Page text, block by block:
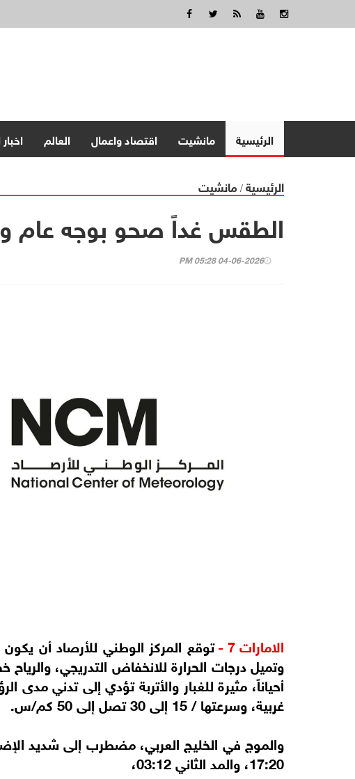
الرئيسية مانشيت اقتصاد واعمال العالم اخبار
الرئيسية / مانشيت
الطقس غداً صحو بوجه عام
04-06-2026 05:28 PM
الامارات 7 -
توقع المركز الوطني للأرصاد أن
وتميل درجات الحرارة للانخفاض التدريجي،
أحياناً، مثيرة للغبار والأتربة تؤدي إلى تدني مدى
غربية، وسرعتها / 15 إلى 30 تصل إلى 50 كم/س.
والموج في الخليج العربي، مضطرب إلى شديد
17:20، والمد الثاني 03:12،